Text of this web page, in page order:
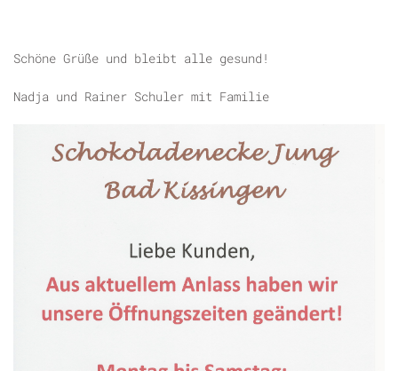
Schöne Grüße und bleibt alle gesund!
Nadja und Rainer Schuler mit Familie